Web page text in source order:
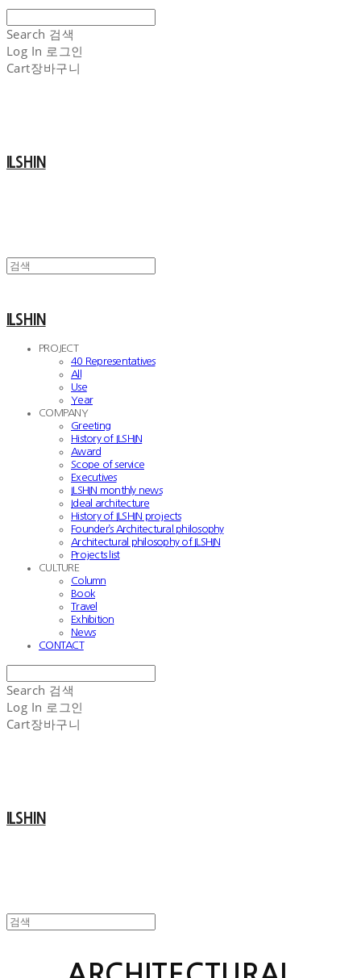
Search 검색
Log In 로그인
Cart장바구니
ILSHIN
ILSHIN
PROJECT
40 Representatives
All
Use
Year
COMPANY
Greeting
History of ILSHIN
Award
Scope of service
Executives
ILSHIN monthly news
Ideal architecture
History of ILSHIN projects
Founder’s Architectural philosophy
Architectural philosophy of ILSHIN
Projects list
CULTURE
Column
Book
Travel
Exhibition
News
CONTACT
Search 검색
Log In 로그인
Cart장바구니
ILSHIN